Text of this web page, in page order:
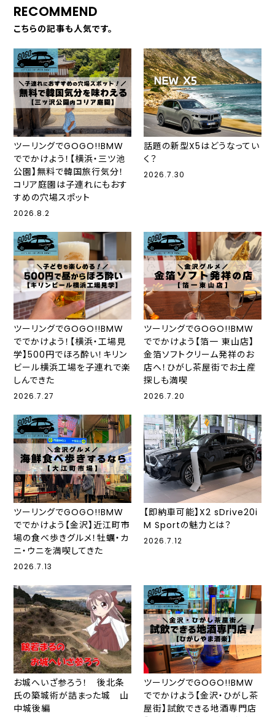
RECOMMEND
こちらの記事も人気です。
ツーリングでGOGO!!BMW
ででかけよう！【横浜・三ツ池
公園】無料で韓国旅行気分！
コリア庭園は子連れにもおす
すめの穴場スポット
2026.8.2
話題の新型X5はどうなってい
く？
2026.7.30
ツーリングでGOGO!!BMW
ででかけよう！【横浜・工場見
学】500円でほろ酔い！キリン
ビール横浜工場を子連れで楽
しんできた
2026.7.27
ツーリングでGOGO!!BMW
ででかけよう【箔一 東山店】
金箔ソフトクリーム発祥のお
店へ！ひがし茶屋街でお土産
探しも満喫
2026.7.20
ツーリングでGOGO!!BMW
ででかけよう【金沢】近江町市
場の食べ歩きグルメ！牡蠣・カ
ニ・ウニを満喫してきた
2026.7.13
【即納車可能】X2 sDrive20i
M Sportの魅力とは？
2026.7.12
お城へいざ参ろう！ 後北条
氏の築城術が詰まった城 山
中城後編
ツーリングでGOGO!!BMW
ででかけよう【金沢・ひがし茶
屋街】試飲できる地酒専門店